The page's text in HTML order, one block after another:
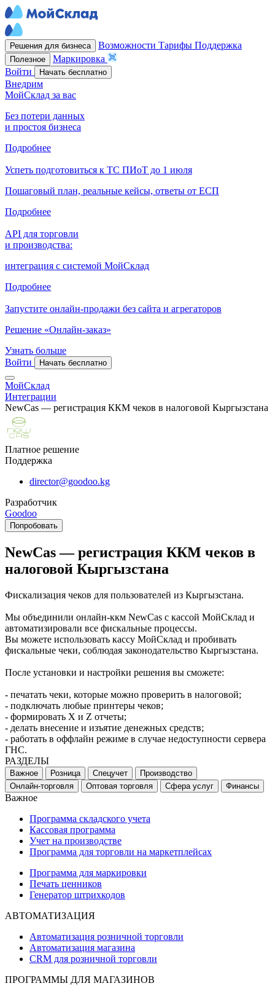
Решения для бизнеса Возможности Тарифы Поддержка
Полезное
Маркировка
Войти
Начать бесплатно
Внедрим
МойСклад за вас
Без потери данных
и простоя бизнеса
Подробнее
Успеть подготовиться к ТС ПИоТ до 1 июля
Пошаговый план, реальные кейсы, ответы от ЕСП
Подробнее
API для торговли
и производства:
интеграция с системой МойСклад
Подробнее
Запустите онлайн-продажи без сайта и агрегаторов
Решение «Онлайн-заказ»
Узнать больше
Войти
Начать бесплатно
МойСклад
Интеграции
NewCas — регистрация ККМ чеков в налоговой Кыргызстана
Платное решение
Поддержка
director@goodoo.kg
Разработчик
Goodoo
Попробовать
NewCas — регистрация ККМ чеков в
налоговой Кыргызстана
Фискализация чеков для пользователей из Кыргызстана.
Мы объединили онлайн-ккм NewCas с кассой МойСклад и
автоматизировали все фискальные процессы.
Вы можете использовать кассу МойСклад и пробивать
фискальные чеки, соблюдая законодательство Кыргызстана.
После установки и настройки решения вы сможете:
- печатать чеки, которые можно проверить в налоговой;
- подключать любые принтеры чеков;
- формировать X и Z отчеты;
- делать внесение и изъятие денежных средств;
- работать в оффлайн режиме в случае недоступности сервера
ГНС.
РАЗДЕЛЫ
Важное Розница Спецучет
Производство
Онлайн-торговля
Оптовая торговля Сфера услуг Финансы
Важное
Программа складского учета
Кассовая программа
Учет на производстве
Программа для торговли на маркетплейсах
Программа для маркировки
Печать ценников
Генератор штрихкодов
АВТОМАТИЗАЦИЯ
Автоматизация розничной торговли
Автоматизация магазина
CRM для розничной торговли
ПРОГРАММЫ ДЛЯ МАГАЗИНОВ